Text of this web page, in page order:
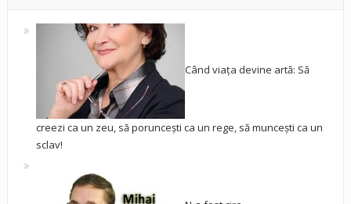
Când viața devine artă: Să
creezi ca un zeu, să poruncești ca un rege, să muncești ca un
sclav!